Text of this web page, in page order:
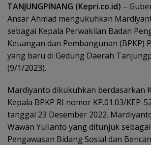
TANJUNGPINANG (Kepri.co.id) –
Ansar Ahmad mengukuhkan
sebagai Kepala Perwakilan Badan
Keuangan dan Pembangunan (BPKP)
yang baru di Gedung Daerah
(9/1/2023).
Mardiyanto dikukuhkan berdasarkan
Kepala BPKP RI nomor KP.01.03/KEP-
tanggal 23 Desember 2022.
Wawan Yulianto yang ditunjuk
Pengawasan Bidang Sosial dan